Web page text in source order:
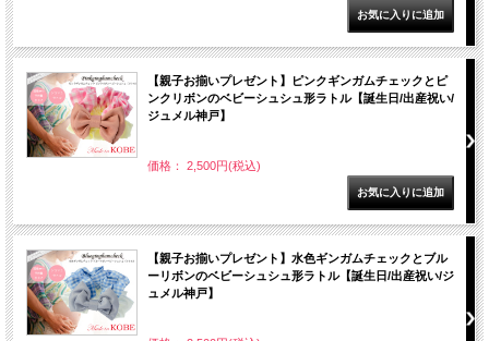
【親子お揃いプレゼント】ピンクギンガムチェックとピ
ンクリボンのベビーシュシュ形ラトル【誕生日/出産祝い/
ジュメル神戸】
価格： 2,500円(税込)
【親子お揃いプレゼント】水色ギンガムチェックとブル
ーリボンのベビーシュシュ形ラトル【誕生日/出産祝い/ジ
ュメル神戸】